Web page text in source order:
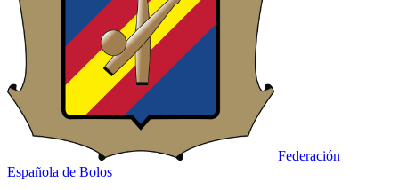
Federación
Española de Bolos